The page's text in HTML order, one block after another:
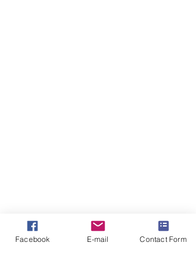
Facebook E-mail Contact Form